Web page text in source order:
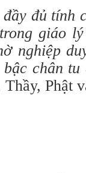
đủ tính
giáo
nghiệp
chân
Thầy, Phật